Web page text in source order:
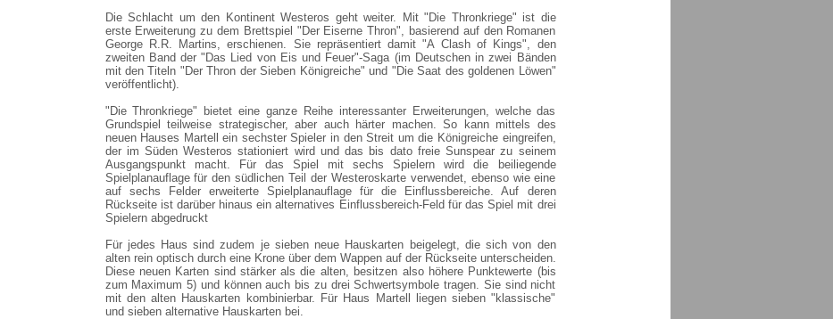
Die Schlacht um den Kontinent Westeros geht weiter. Mit "Die Thronkriege" ist die
erste Erweiterung zu dem Brettspiel "Der Eiserne Thron", basierend auf den Romanen
George R.R. Martins, erschienen. Sie repräsentiert damit "A Clash of Kings", den
zweiten Band der "Das Lied von Eis und Feuer"-Saga (im Deutschen in zwei Bänden
mit den Titeln "Der Thron der Sieben Königreiche" und "Die Saat des goldenen Löwen"
veröffentlicht).
"Die Thronkriege" bietet eine ganze Reihe interessanter Erweiterungen, welche das
Grundspiel teilweise strategischer, aber auch härter machen. So kann mittels des
neuen Hauses Martell ein sechster Spieler in den Streit um die Königreiche eingreifen,
der im Süden Westeros stationiert wird und das bis dato freie Sunspear zu seinem
Ausgangspunkt macht. Für das Spiel mit sechs Spielern wird die beiliegende
Spielplanauflage für den südlichen Teil der Westeroskarte verwendet, ebenso wie eine
auf sechs Felder erweiterte Spielplanauflage für die Einflussbereiche. Auf deren
Rückseite ist darüber hinaus ein alternatives Einflussbereich-Feld für das Spiel mit drei
Spielern abgedruckt
Für jedes Haus sind zudem je sieben neue Hauskarten beigelegt, die sich von den
alten rein optisch durch eine Krone über dem Wappen auf der Rückseite unterscheiden.
Diese neuen Karten sind stärker als die alten, besitzen also höhere Punktewerte (bis
zum Maximum 5) und können auch bis zu drei Schwertsymbole tragen. Sie sind nicht
mit den alten Hauskarten kombinierbar. Für Haus Martell liegen sieben "klassische"
und sieben alternative Hauskarten bei.